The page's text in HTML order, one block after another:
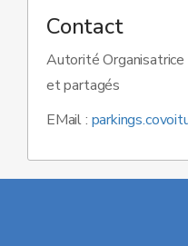
Contact
Autorité
et partagés
EMail :